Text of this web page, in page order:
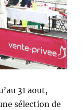
31 aout,
sélection de